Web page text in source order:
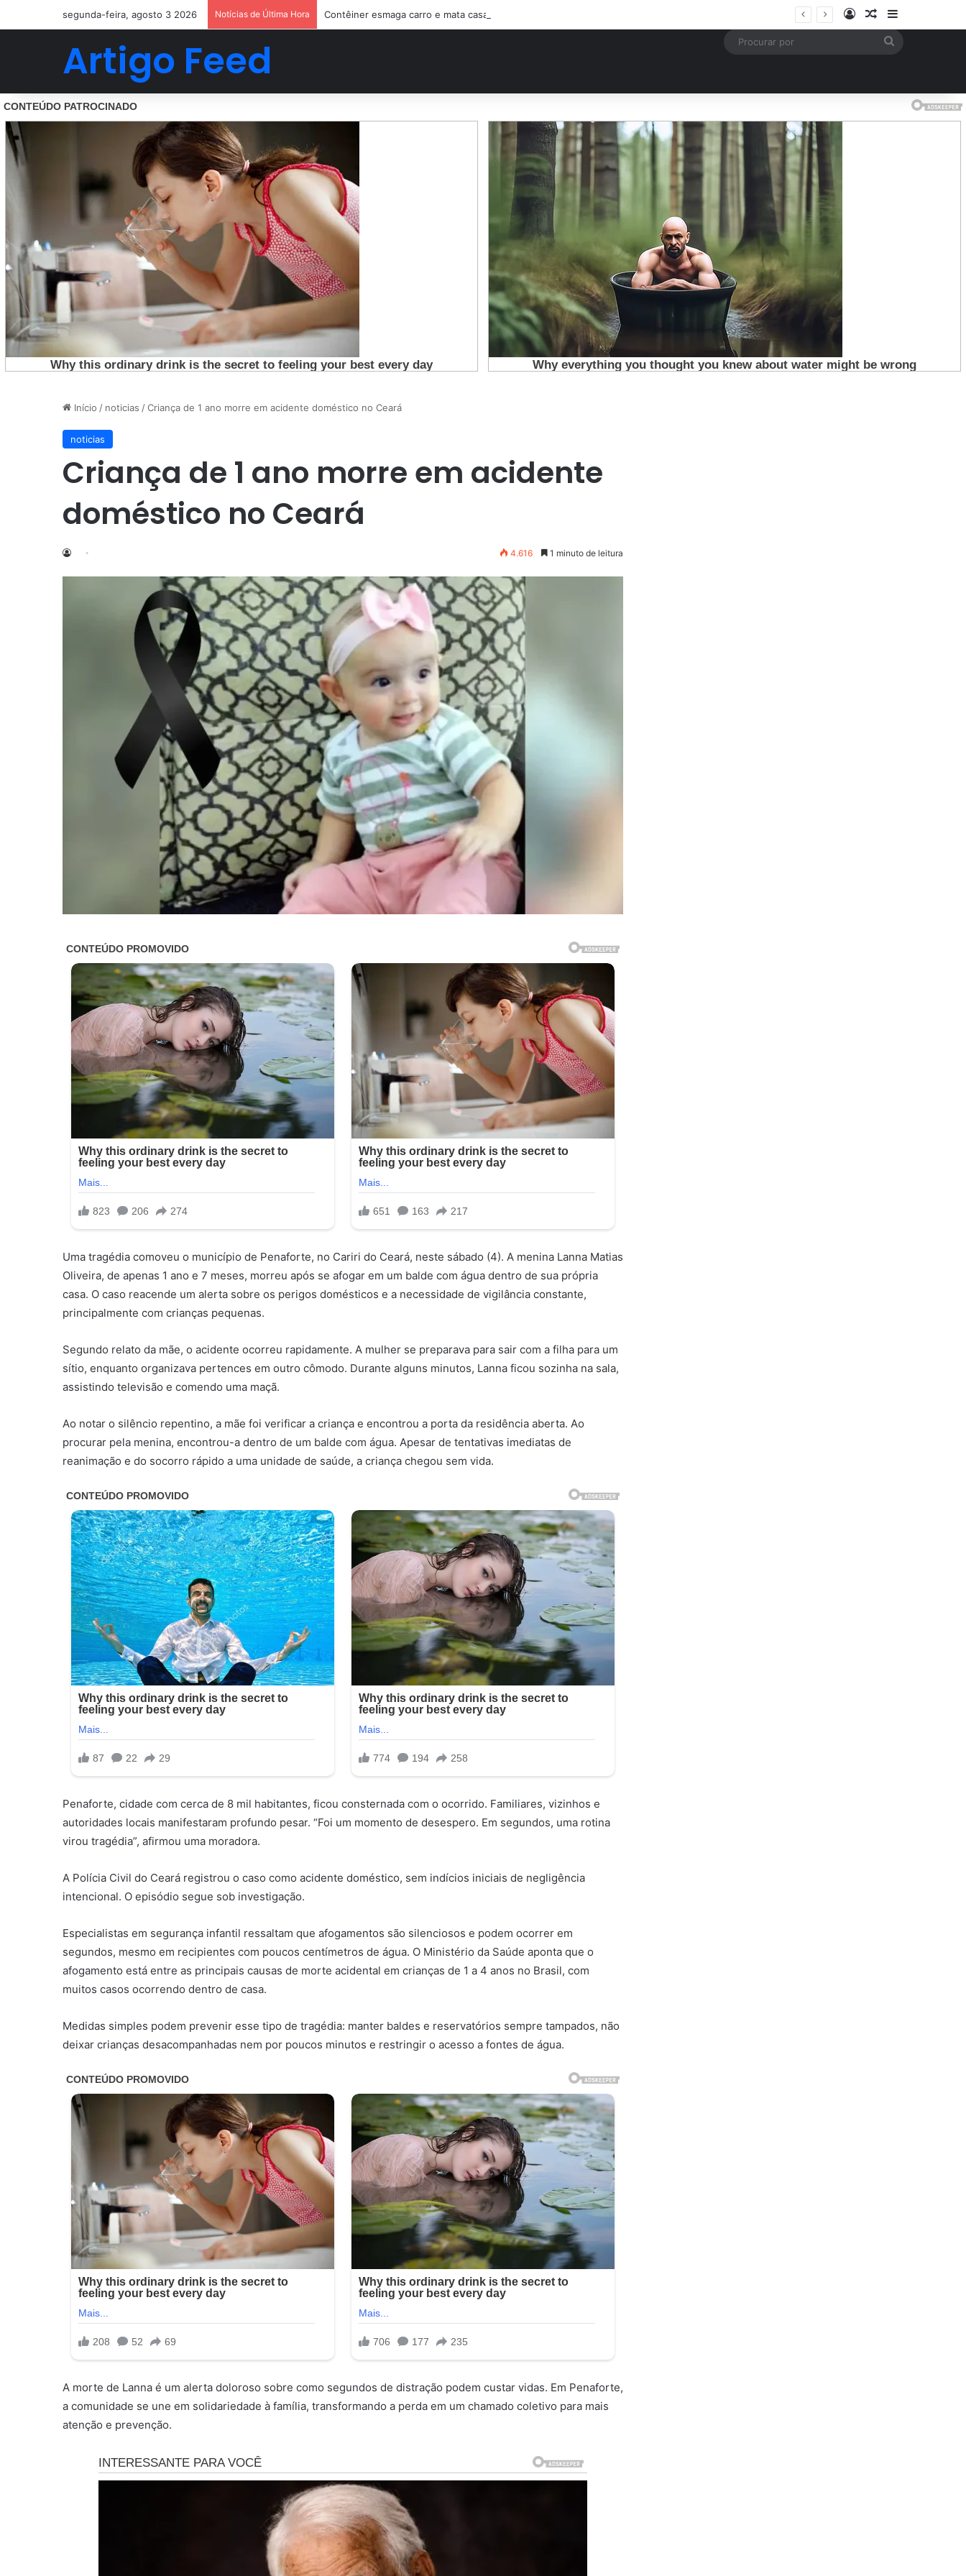
segunda-feira, agosto 3 2026 Notícias de Última Hora Contêiner esmaga carro e mata casal na BR-470; filho sobreviveu…Ver mais EntrarArtigo aleatório
Barra Lateral
Artigo Feed
Início / noticias /Criança de 1 ano morre em acidente doméstico no Ceará
noticias
Criança de 1 ano morre em acidente
doméstico no Ceará
4.616 1 minuto de leitura
Uma tragédia comoveu o município de Penaforte, no Cariri do Ceará, neste sábado (4). A menina Lanna Matias
Oliveira, de apenas 1 ano e 7 meses, morreu após se afogar em um balde com água dentro de sua própria
casa. O caso reacende um alerta sobre os perigos domésticos e a necessidade de vigilância constante,
principalmente com crianças pequenas.
Segundo relato da mãe, o acidente ocorreu rapidamente. A mulher se preparava para sair com a filha para um
sítio, enquanto organizava pertences em outro cômodo. Durante alguns minutos, Lanna ficou sozinha na sala,
assistindo televisão e comendo uma maçã.
Ao notar o silêncio repentino, a mãe foi verificar a criança e encontrou a porta da residência aberta. Ao
procurar pela menina, encontrou-a dentro de um balde com água. Apesar de tentativas imediatas de
reanimação e do socorro rápido a uma unidade de saúde, a criança chegou sem vida.
Penaforte, cidade com cerca de 8 mil habitantes, ficou consternada com o ocorrido. Familiares, vizinhos e
autoridades locais manifestaram profundo pesar. “Foi um momento de desespero. Em segundos, uma rotina
virou tragédia”, afirmou uma moradora.
A Polícia Civil do Ceará registrou o caso como acidente doméstico, sem indícios iniciais de negligência
intencional. O episódio segue sob investigação.
Especialistas em segurança infantil ressaltam que afogamentos são silenciosos e podem ocorrer em
segundos, mesmo em recipientes com poucos centímetros de água. O Ministério da Saúde aponta que o
afogamento está entre as principais causas de morte acidental em crianças de 1 a 4 anos no Brasil, com
muitos casos ocorrendo dentro de casa.
Medidas simples podem prevenir esse tipo de tragédia: manter baldes e reservatórios sempre tampados, não
deixar crianças desacompanhadas nem por poucos minutos e restringir o acesso a fontes de água.
A morte de Lanna é um alerta doloroso sobre como segundos de distração podem custar vidas. Em Penaforte,
a comunidade se une em solidariedade à família, transformando a perda em um chamado coletivo para mais
atenção e prevenção.